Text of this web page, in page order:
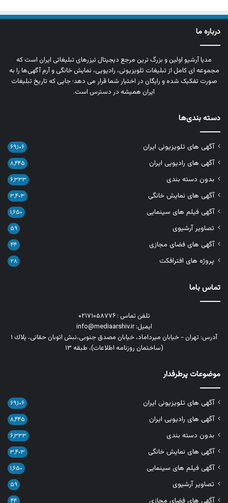
درباره ما
مدیا آرشیو اولین و بزرگ‌ ترین مرجع دیجیتال تیزرهای تبلیغاتی ایران است که
مجموعه‌ ای کامل از تبلیغات تلویزیونی، رادیویی، نمایش خانگی و آرم‌ آگهی‌ها را به‌
صورت تفکیک‌ شده و رایگان در اختیار شما قرار می‌ دهد؛ جایی که تاریخ تبلیغات
ایران همیشه در دسترس است.
دسته بندی‌ها
آگهی های تلویزیونی ایران ۶۹,۱۰۶
آگهی های رادیویی ایران ۸,۴۴۵
بدون دسته بندی ۶,۳۳۳
آگهی های نمایش خانگی ۳,۴۰۳
آگهی فیلم های سینمایی ۱,۶۵۰
تصاویر آرشیوی ۵۹
آگهی های فضای مجازی ۴۴
پروژه های افترافکت ۲۸
تماس باما
تلفن تماس : ۰۲۱۷۱۰۵۸۷۷۶
ایمیل: info@mediaarshiv.ir
آدرس: تهران - خیابان میرداماد، خیابان مصدق جنوبی،نبش اتوبان حقانی، پلاك ١
(ساختمان روزنامه اطلاعات)، طبقه ۱۳
موضوعات پرطرفدار
آگهی های تلویزیونی ایران ۶۹,۱۰۶
آگهی های رادیویی ایران ۸,۴۴۵
بدون دسته بندی ۶,۳۳۳
آگهی های نمایش خانگی ۳,۴۰۳
آگهی فیلم های سینمایی ۱,۶۵۰
تصاویر آرشیوی ۵۹
آگهی های فضای مجازی ۴۴